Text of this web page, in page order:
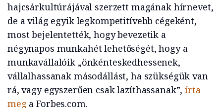
hajcsárkultúrájával szerzett magának hírnevet,
de a világ egyik legkompetitívebb cégeként,
most bejelentették, hogy bevezetik a
négynapos munkahét lehetőségét, hogy a
munkavállalóik „önkénteskedhessenek,
vállalhassanak másodállást, ha szükségük van
rá, vagy egyszerűen csak lazíthassanak”,írta
meg a Forbes.com.